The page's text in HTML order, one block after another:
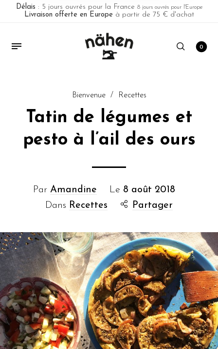
Délais : 5 jours ouvrés pour la France 8 jours ouvrés pour l'Europe
Livraison offerte en Europeà partir de 75 € d'achat
0
Bienvenue / Recettes
Tatin de légumes et
pesto à l’ail des ours
Par Amandine Le 8 août 2018
Dans Recettes Partager